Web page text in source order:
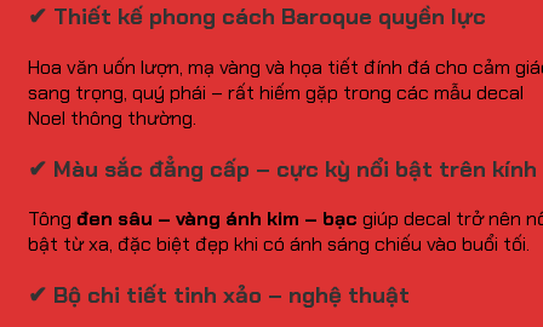
✔ Thiết kế phong cách Baroque quyền lực
Hoa văn uốn lượn, mạ vàng và họa tiết đính đá cho cảm
sang trọng, quý phái – rất hiếm gặp trong các mẫu decal
Noel thông thường.
✔ Màu sắc đẳng cấp – cực kỳ nổi bật trên kính
Tông đen sâu – vàng ánh kim – bạc giúp decal trở nên
bật từ xa, đặc biệt đẹp khi có ánh sáng chiếu vào buổi tối.
✔ Bộ chi tiết tinh xảo – nghệ thuật